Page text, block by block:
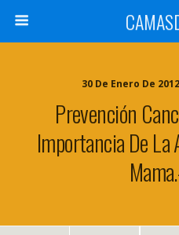
30 De Enero De
Prevención
Importancia De